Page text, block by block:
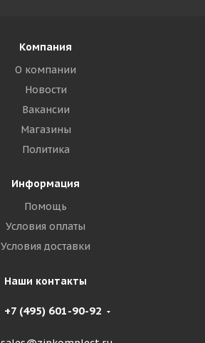
Компания
О компании
Новости
Вакансии
Магазины
Политика
Информация
Помощь
Условия оплаты
Условия доставки
Наши контакты
+7 (495) 601-90-92